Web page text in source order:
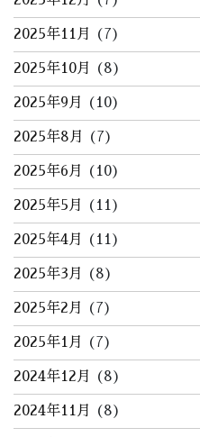
2025年11月 (7)
2025年10月 (8)
2025年9月 (10)
2025年8月 (7)
2025年6月 (10)
2025年5月 (11)
2025年4月 (11)
2025年3月 (8)
2025年2月 (7)
2025年1月 (7)
2024年12月 (8)
2024年11月 (8)